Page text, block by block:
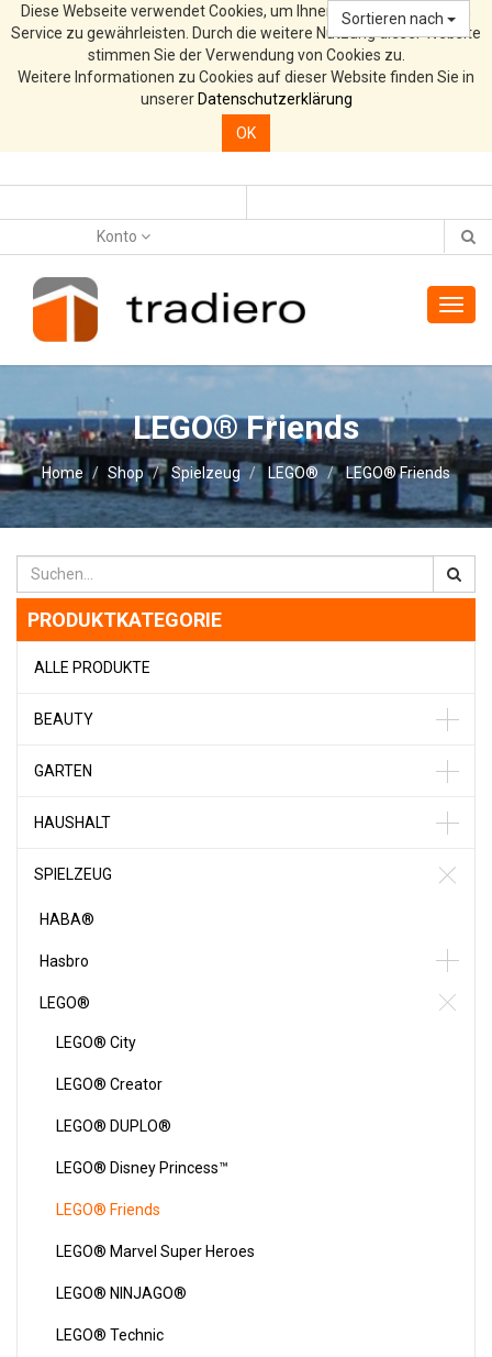
Diese Webseite verwendet Cookies, um Ihnen den bestmöglichen
Service zu gewährleisten. Durch die weitere Nutzung dieser Website
stimmen Sie der Verwendung von Cookies zu.
Weitere Informationen zu Cookies auf dieser Website finden Sie in
unserer Datenschutzerklärung
OK
Konto
LEGO® Friends
Home Shop Spielzeug LEGO® LEGO® Friends
Sortieren nach
PRODUKTKATEGORIE
ALLE PRODUKTE
BEAUTY
GARTEN
HAUSHALT
SPIELZEUG
HABA®
Hasbro
LEGO®
LEGO® City
LEGO® Creator
LEGO® DUPLO®
LEGO® Disney Princess™
LEGO® Friends
LEGO® Marvel Super Heroes
LEGO® NINJAGO®
LEGO® Technic